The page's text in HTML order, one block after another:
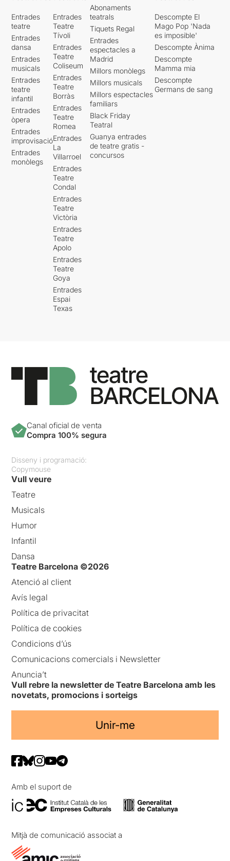
Entrades
teatre
Entrades
dansa
Entrades
musicals
Entrades
teatre
infantil
Entrades
òpera
Entrades
improvisació
Entrades
monòlegs
Entrades
Teatre
Tívoli
Entrades
Teatre
Coliseum
Entrades
Teatre
Borràs
Entrades
Teatre
Romea
Entrades
La
Villarroel
Entrades
Teatre
Condal
Entrades
Teatre
Victòria
Entrades
Teatre
Apolo
Entrades
Teatre
Goya
Entrades
Espai
Texas
Abonaments
teatrals
Tiquets Regal
Entrades
espectacles a
Madrid
Millors monòlegs
Millors musicals
Millors espectacles
familiars
Black Friday
Teatral
Guanya entrades
de teatre gratis -
concursos
Descompte El
Mago Pop 'Nada
es imposible'
Descompte Ànima
Descompte
Mamma mia
Descompte
Germans de sang
Canal oficial de venta
Compra 100% segura
Disseny i programació:
Copymouse
Vull veure
Teatre
Musicals
Humor
Infantil
Dansa
Teatre Barcelona ©2026
Atenció al client
Avís legal
Política de privacitat
Política de cookies
Condicions d’ús
Comunicacions comercials i Newsletter
Anuncia’t
Vull rebre la newsletter de Teatre Barcelona amb les
novetats, promocions i sorteigs
Unir-me
Amb el suport de
Mitjà de comunicació associat a